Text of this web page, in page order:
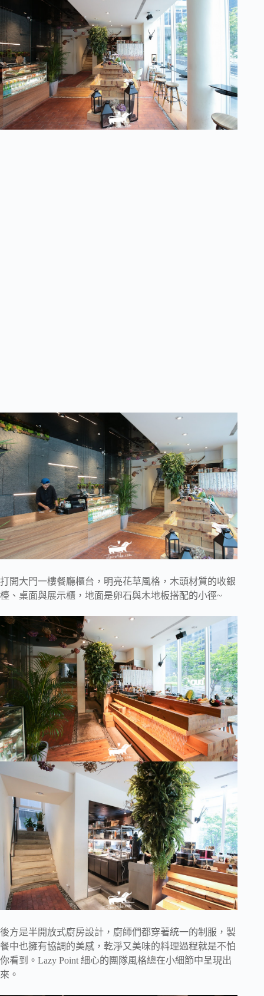
打開大門一樓餐廳櫃台，明亮花草風格，木頭材質的收銀
檯、桌面與展示櫃，地面是卵石與木地板搭配的小徑~
後方是半開放式廚房設計，廚師們都穿著統一的制服，製
餐中也擁有協調的美感，乾淨又美味的料理過程就是不怕
你看到。Lazy Point 細心的團隊風格總在小細節中呈現出
來。